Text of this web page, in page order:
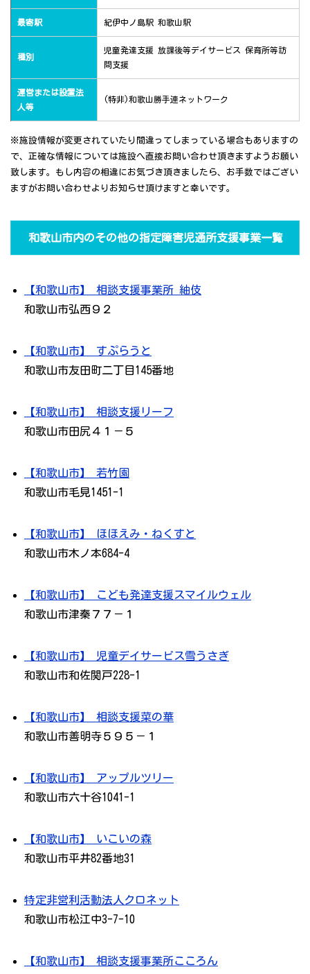
最寄駅 紀伊中ノ島駅 和歌山駅
種別
児童発達支援 放課後等デイサービス 保育所等訪
問支援
運営または設置法
人等
(特非)和歌山勝手連ネットワーク
※施設情報が変更されていたり間違ってしまっている場合もありますの
で、正確な情報については施設へ直接お問い合わせ頂きますようお願い
致します。もし内容の相違にお気づき頂きましたら、お手数ではござい
ますがお問い合わせよりお知らせ頂けますと幸いです。
和歌山市内のその他の指定障害児通所支援事業一覧
【和歌山市】 相談支援事業所 紬伎
和歌山市弘西９２
【和歌山市】 すぷらうと
和歌山市友田町二丁目145番地
【和歌山市】 相談支援リーフ
和歌山市田尻４１－５
【和歌山市】 若竹園
和歌山市毛見1451-1
【和歌山市】 ほほえみ・ねくすと
和歌山市木ノ本684-4
【和歌山市】 こども発達支援スマイルウェル
和歌山市津秦７７－１
【和歌山市】 児童デイサービス雪うさぎ
和歌山市和佐関戸228-1
【和歌山市】 相談支援菜の華
和歌山市善明寺５９５－１
【和歌山市】 アップルツリー
和歌山市六十谷1041-1
【和歌山市】 いこいの森
和歌山市平井82番地31
特定非営利活動法人クロネット
和歌山市松江中3-7-10
【和歌山市】 相談支援事業所こころん